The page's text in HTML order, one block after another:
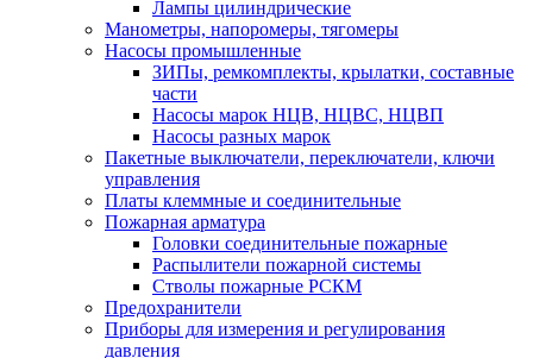
Лампы цилиндрические
Манометры, напоромеры, тягомеры
Насосы промышленные
ЗИПы, ремкомплекты, крылатки, составные
части
Насосы марок НЦВ, НЦВС, НЦВП
Насосы разных марок
Пакетные выключатели, переключатели, ключи
управления
Платы клеммные и соединительные
Пожарная арматура
Головки соединительные пожарные
Распылители пожарной системы
Стволы пожарные РСКМ
Предохранители
Приборы для измерения и регулирования
давления